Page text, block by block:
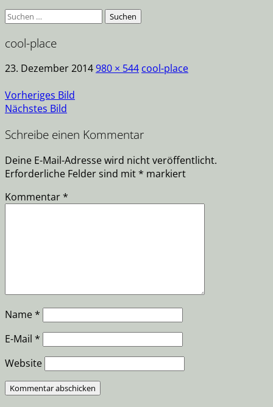
Suche
cool-place
23. Dezember 2014980 × 544 cool-place
Vorheriges Bild
Nächstes Bild
Schreibe einen Kommentar
Deine E-Mail-Adresse wird nicht veröffentlicht.
Erforderliche Felder sind mit* markiert
Kommentar*
Name*
E-Mail *
Website